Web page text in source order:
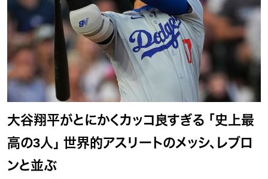
大谷翔平がとにかくカッコ良すぎる 「史上最
高の3人」 世界的アスリートのメッシ、レブロ
ンと並ぶ